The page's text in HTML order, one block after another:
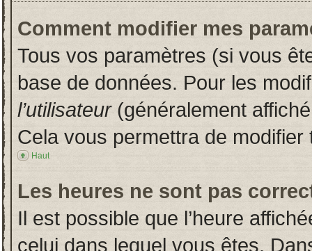
Comment modifier mes
Tous vos paramètres (si vous
base de données. Pour les
l’utilisateur(généralement
Cela vous permettra de
Haut
Les heures ne sont pas
Il est possible que l’heure
celui dans lequel vous êtes.